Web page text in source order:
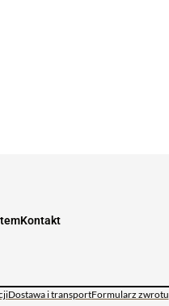
Kontakt
Dostawa i transportFormularz zwrotu